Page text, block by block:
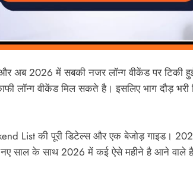
अब 2026 में सबकी नजर लॉन्ग वीकेंड पर टिकी
लॉन्ग वीकेंड मिल सकते है। इसलिए भाग दौड़
List की पूरी डिटेल्स और एक बेजोड़ गाइड।
नए साल के साथ 2026 में कई ऐसे महीने है आने वाले